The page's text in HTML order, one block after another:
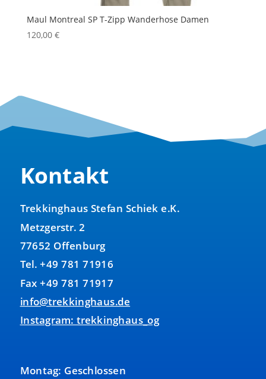
Maul Montreal SP T-Zipp Wanderhose Damen
120,00 €
Kontakt
Trekkinghaus Stefan Schiek e.K.
Metzgerstr. 2
77652 Offenburg
Tel. +49 781 71916
Fax +49 781 71917
info@trekkinghaus.de
Instagram: trekkinghaus_og
Montag: Geschlossen